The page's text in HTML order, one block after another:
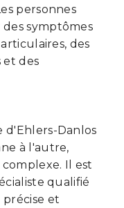
personnes
symptômes
des
et des
d'Ehlers-Danlos
à l'autre,
Il est
qualifié
et